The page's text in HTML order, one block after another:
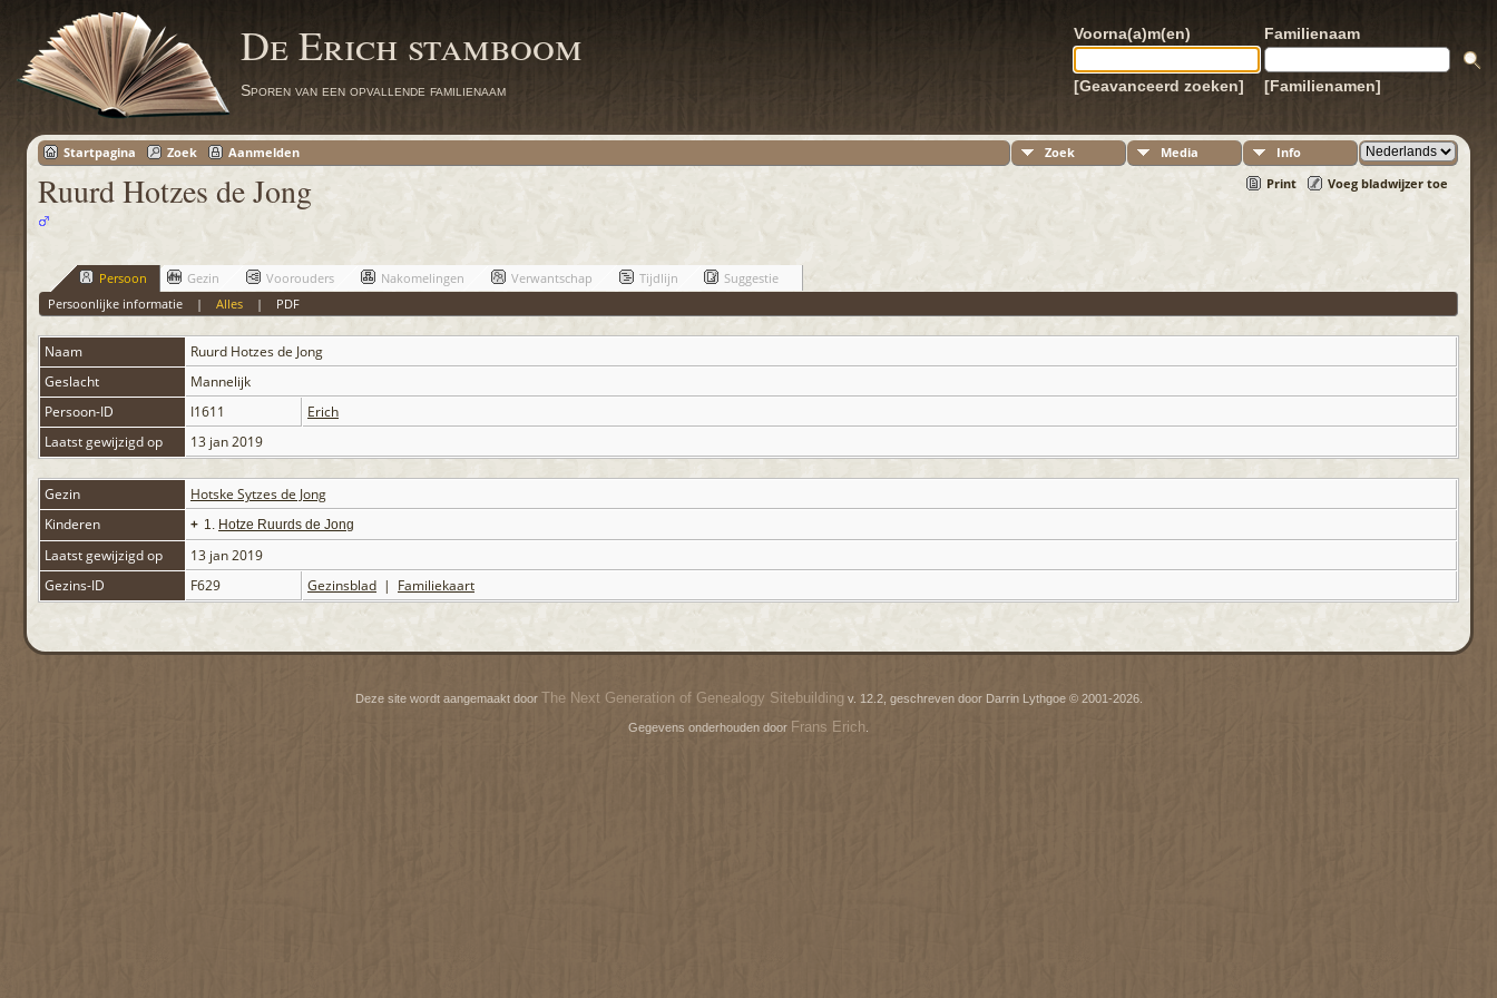
De Erich stamboom
Sporen van een opvallende familienaam
Voorna(a)m(en) Familienaam
[Geavanceerd zoeken] [Familienamen]
Startpagina Zoek Aanmelden Zoek Media
Info
Print
Voeg bladwijzer toe
Ruurd Hotzes de Jong
Persoon Gezin Voorouders Nakomelingen Verwantschap Tijdlijn
Suggestie
Persoonlijke informatie| Alles| PDF
Naam Ruurd Hotzesde Jong
Geslacht
Mannelijk
Persoon-ID
I1611
Erich
Laatst gewijzigd op
13 jan 2019
Gezin
Hotske Sytzes de Jong
Kinderen
+ 1. Hotze Ruurds de Jong
Laatst gewijzigd op
13 jan 2019
Gezins-ID
F629 Gezinsblad | Familiekaart
Deze site wordt aangemaakt door The Next Generation of Genealogy Sitebuilding v. 12.2, geschreven door Darrin Lythgoe © 2001-2026.
Gegevens onderhouden door Frans Erich